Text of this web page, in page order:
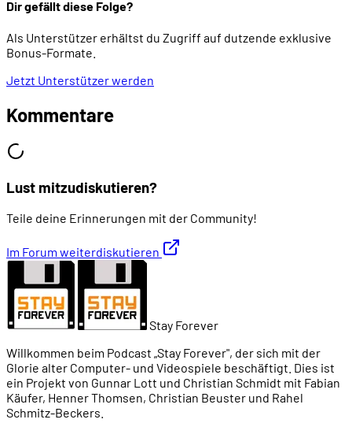
Dir gefällt diese Folge?
Als Unterstützer erhältst du Zugriff auf dutzende exklusive
Bonus-Formate.
Jetzt Unterstützer werden
Kommentare
Lust mitzudiskutieren?
Teile deine Erinnerungen mit der Community!
Im Forum weiterdiskutieren
Stay Forever
Willkommen beim Podcast „Stay Forever", der sich mit der
Glorie alter Computer- und Videospiele beschäftigt. Dies ist
ein Projekt von Gunnar Lott und Christian Schmidt mit Fabian
Käufer, Henner Thomsen, Christian Beuster und Rahel
Schmitz-Beckers.